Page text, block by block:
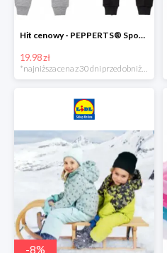
Hit cenowy - PEPPERTS® Spodnie dresowe chłopięce, 1 para
19.98 zł
-8%